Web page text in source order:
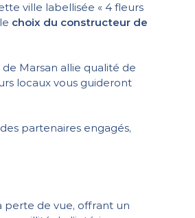
ville labellisée « 4 fleurs
choix du constructeur de
Marsan allie qualité de
locaux vous guideront
partenaires engagés,
perte de vue, offrant un